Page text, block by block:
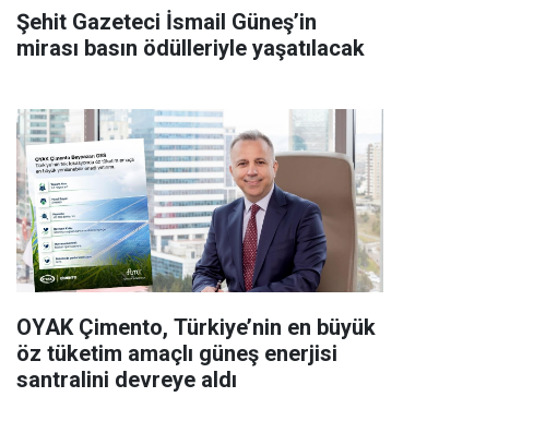
Şehit Gazeteci İsmail Güneş’in
mirası basın ödülleriyle yaşatılacak
OYAK Çimento, Türkiye’nin en büyük
öz tüketim amaçlı güneş enerjisi
santralini devreye aldı